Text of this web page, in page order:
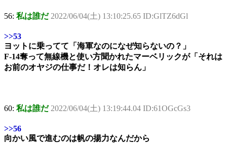
56: 私は誰だ 2022/06/04(土) 13:10:25.65 ID:GlTZ6dGl
>>53
ヨットに乗ってて「海軍なのになぜ知らないの？」
F-14奪って無線機と使い方聞かれたマーベリックが「それは
お前のオヤジの仕事だ！オレは知らん」
60: 私は誰だ 2022/06/04(土) 13:19:44.04 ID:61OGcGs3
>>56
向かい風で進むのは帆の揚力なんだから